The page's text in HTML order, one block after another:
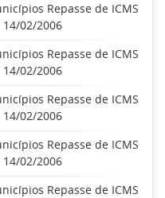
Repasse de ICMS
02/2006
Repasse de ICMS
02/2006
Repasse de ICMS
02/2006
Repasse de ICMS
02/2006
Repasse de ICMS